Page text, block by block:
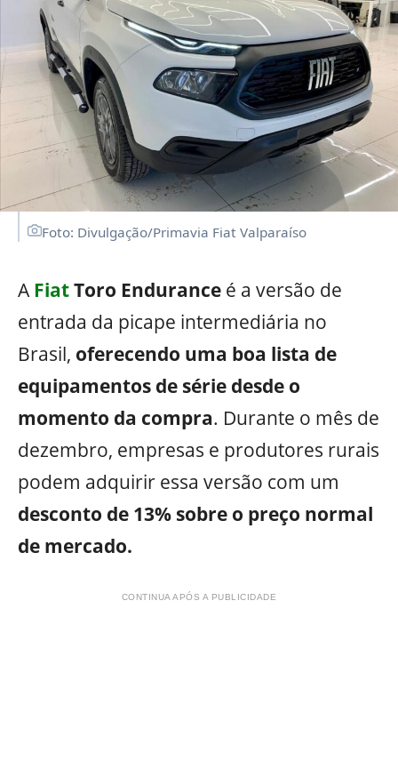
Foto: Divulgação/Primavia Fiat Valparaíso
AFiatToro Endurance é a versão de
entrada da picape intermediária no
Brasil, oferecendo uma boa lista de
equipamentos de série desde o
momento da compra. Durante o mês de
dezembro, empresas e produtores rurais
podem adquirir essa versão com um
desconto de 13% sobre o preço normal
de mercado.
CONTINUA APÓS A PUBLICIDADE